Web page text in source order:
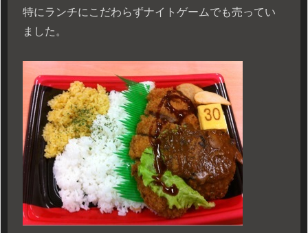
特にランチにこだわらずナイトゲームでも売ってい
ました。